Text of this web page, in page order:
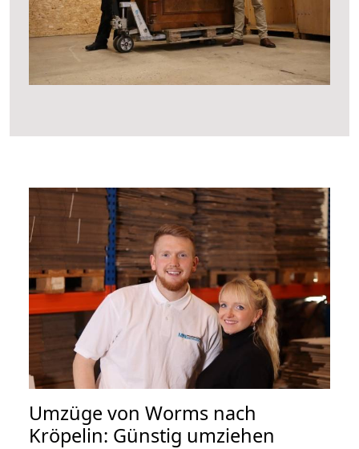
Umzüge von Worms nach
Kröpelin: Günstig umziehen